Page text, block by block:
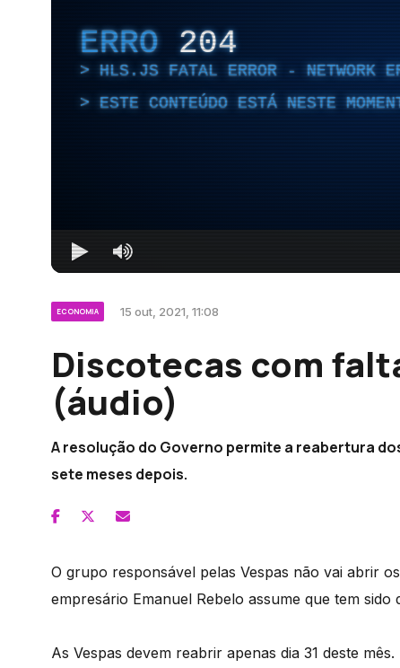
ERRO 204
HLS.JS FATAL ERROR - NETWORK
ESTE CONTEÚDO ESTÁ NESTE
ECONOMIA 15 out, 2021, 11:08
Discotecas com
(áudio)
A resolução do Governo permite a reabertura
sete meses depois.
O grupo responsável pelas Vespas não vai abrir
empresário Emanuel Rebelo assume que tem
As Vespas devem reabrir apenas dia 31 deste mês.